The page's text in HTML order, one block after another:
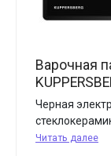
Варочная
Черная
Читать далее